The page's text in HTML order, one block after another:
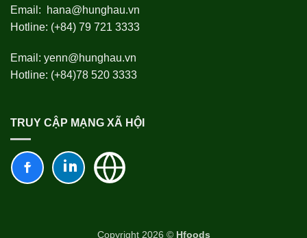
Email:
hana@hunghau.vn
Hotline: (+84) 79 721 3333
Email: yenn@hunghau.vn
Hotline: (+84)78 520 3333
TRUY CẬP MẠNG XÃ HỘI
Copyright 2026 © Hfoods